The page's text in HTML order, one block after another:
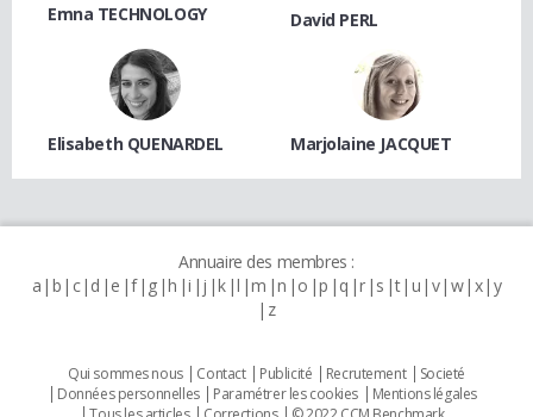
Emna TECHNOLOGY David PERL
Elisabeth QUENARDEL Marjolaine JACQUET
Annuaire des membres :
a b c d e f g h i j k l m n o p q r s t u v w x y
z
Qui sommes nous Contact Publicité Recrutement
Societé
Données personnelles
Paramétrer les cookies
Mentions légales